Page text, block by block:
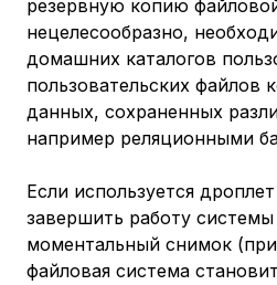
резервную копию
нецелесообразно,
домашних каталогов
пользовательских файлов
данных, сохраненных
например реляционными
Если используется
завершить работу системы
моментальный снимок
файловая система